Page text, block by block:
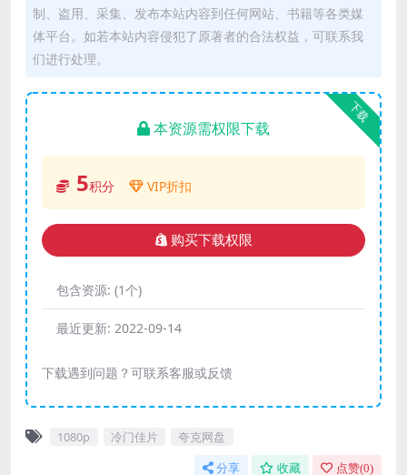
制、盗用、采集、发布本站内容到任何网站、书籍等各类媒
体平台。如若本站内容侵犯了原著者的合法权益，可联系我
们进行处理。
下载
本资源需权限下载
5积分 VIP折扣
购买下载权限
包含资源: (1个)
最近更新: 2022-09-14
下载遇到问题？可联系客服或反馈
1080p 冷门佳片 夸克网盘
分享 收藏 点赞(0)